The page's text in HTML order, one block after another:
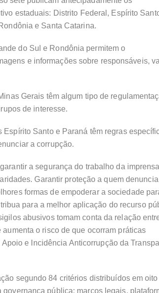
estaduais: Distrito Federal, Espírito
e Santa Catarina.
do Sul e Rondônia permitem o
e informações sobre responsáveis,
Gerais têm algum tipo de
de interesse.
Santo e Paraná têm regras
a corrupção.
a segurança do trabalho da
Garantir proteção a quem
formas de empoderar a sociedade
para a melhor aplicação do recurso
abusivos tomam conta da relação
o risco de que ocorram práticas
e Incidência Anticorrupção da
segundo 84 critérios distribuídos em oito
pública: marcos legais,